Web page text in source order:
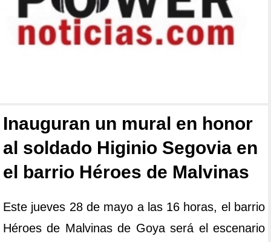
Inauguran un mural en honor
al soldado Higinio Segovia en
el barrio Héroes de Malvinas
Este jueves 28 de mayo a las 16 horas, el barrio
Héroes de Malvinas de Goya será el escenario